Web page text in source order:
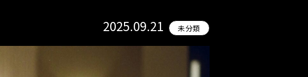
2025.09.21 未分類